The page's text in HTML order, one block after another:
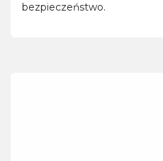
bezpieczeństwo.